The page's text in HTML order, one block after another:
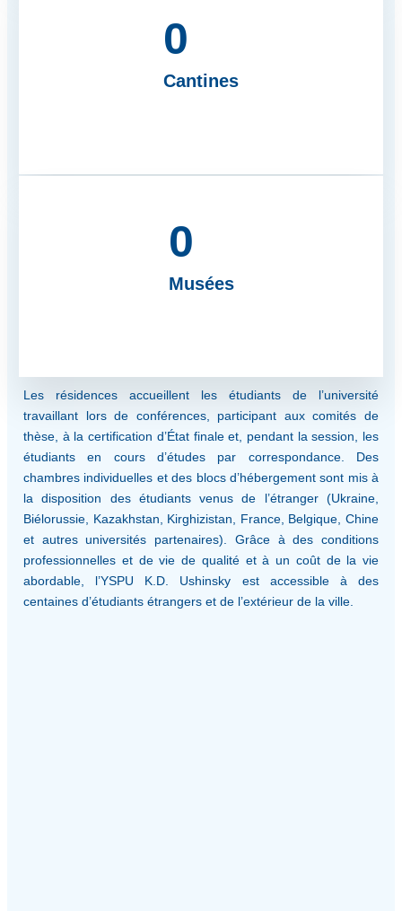
0
Cantines
0
Musées
Les résidences accueillent les étudiants de l’université
travaillant lors de conférences, participant aux comités de
thèse, à la certification d’État finale et, pendant la session, les
étudiants en cours d’études par correspondance. Des
chambres individuelles et des blocs d’hébergement sont mis à
la disposition des étudiants venus de l’étranger (Ukraine,
Biélorussie, Kazakhstan, Kirghizistan, France, Belgique, Chine
et autres universités partenaires). Grâce à des conditions
professionnelles et de vie de qualité et à un coût de la vie
abordable, l’YSPU K.D. Ushinsky est accessible à des
centaines d’étudiants étrangers et de l’extérieur de la ville.